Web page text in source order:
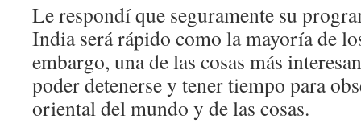
Le respondí que seguramente su
India será rápido como la mayoría de
embargo, una de las cosas más
poder detenerse y tener tiempo para
oriental del mundo y de las cosas.